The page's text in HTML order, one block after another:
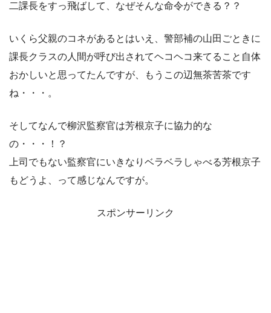
二課長をすっ飛ばして、なぜそんな命令ができる？？
いくら父親のコネがあるとはいえ、警部補の山田ごときに
課長クラスの人間が呼び出されてヘコヘコ来てること自体
おかしいと思ってたんですが、もうこの辺無茶苦茶です
ね・・・。
そしてなんで柳沢監察官は芳根京子に協力的な
の・・・！？
上司でもない監察官にいきなりベラベラしゃべる芳根京子
もどうよ、って感じなんですが。
スポンサーリンク